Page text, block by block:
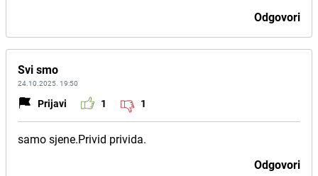
Odgovori
Svi smo
24.10.2025. 19:50
Prijavi 1 1
samo sjene.Privid privida.
Odgovori